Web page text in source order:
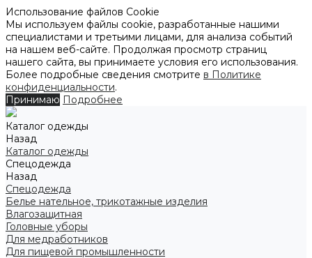
Использование файлов Cookie
Мы используем файлы cookie, разработанные нашими
специалистами и третьими лицами, для анализа событий
на нашем веб-сайте. Продолжая просмотр страниц
нашего сайта, вы принимаете условия его использования.
Более подробные сведения смотрите в Политике
конфиденциальности.
Принимаю Подробнее
Каталог одежды
Назад
Каталог одежды
Спецодежда
Назад
Спецодежда
Белье нательное, трикотажные изделия
Влагозащитная
Головные уборы
Для медработников
Для пищевой промышленности